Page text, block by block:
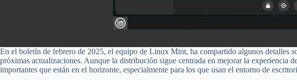
En el boletín de febrero de 2025, el equipo de Linux Mint, ha compartido algunos detalles
próximas actualizaciones. Aunque la distribución sigue centrada en mejorar la experiencia
importantes que están en el horizonte, especialmente para los que usan el entorno de